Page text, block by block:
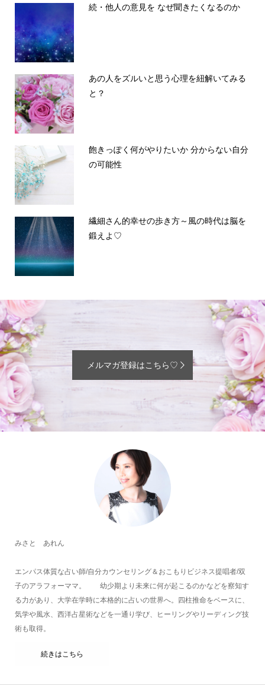
続・他人の意見を なぜ聞きたくなるのか
あの人をズルいと思う心理を紐解いてみる
と？
飽きっぽく何がやりたいか 分からない自分
の可能性
繊細さん的幸せの歩き方～風の時代は脳を
鍛えよ♡
メルマガ登録はこちら♡
みさと あれん
エンパス体質な占い師/自分カウンセリング＆おこもりビジネス提唱者/双
子のアラフォーママ。 幼少期より未来に何が起こるのかなどを察知す
る力があり、大学在学時に本格的に占いの世界へ。四柱推命をベースに、
気学や風水、西洋占星術などを一通り学び、ヒーリングやリーディング技
術も取得。
続きはこちら